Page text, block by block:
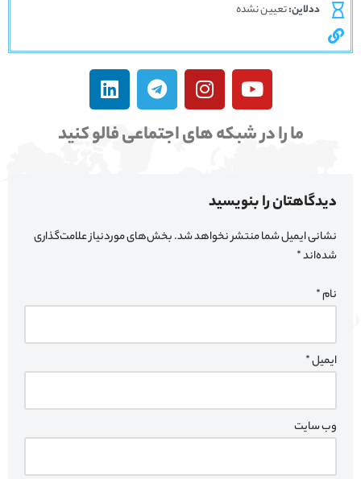
ددلاین:تعیین نشده
ما را در شبکه های اجتماعی فالو کنید
دیدگاهتان را بنویسید
نشانی ایمیل شما منتشر نخواهد شد.بخش‌های موردنیاز علامت‌گذاری
شده‌اند*
نام*
ایمیل*
وب‌ سایت